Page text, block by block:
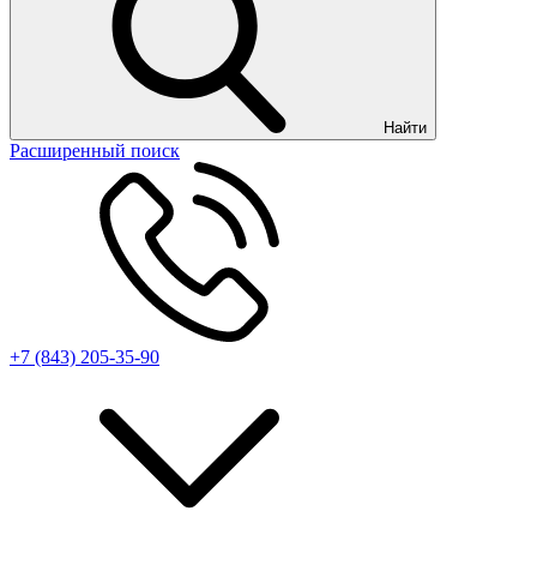
Найти
Расширенный поиск
+7 (843) 205-35-90